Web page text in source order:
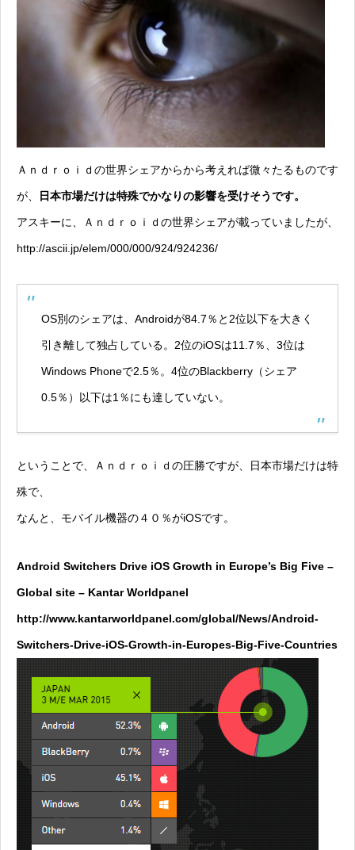
Ａｎｄｒｏｉｄの世界シェアからから考えれば微々たるものです
が、 日本市場だけは特殊でかなりの影響を受けそうです。
アスキーに、Ａｎｄｒｏｉｄの世界シェアが載っていましたが、
http://ascii.jp/elem/000/000/924/924236/
OS別のシェアは、Androidが84.7％と2位以下を大きく
引き離して独占している。2位のiOSは11.7％、3位は
Windows Phoneで2.5％。4位のBlackberry（シェア
0.5％）以下は1％にも達していない。
ということで、Ａｎｄｒｏｉｄの圧勝ですが、日本市場だけは特
殊で、
なんと、モバイル機器の４０％がiOSです。
Android Switchers Drive iOS Growth in Europe’s Big Five –
Global site – Kantar Worldpanel
http://www.kantarworldpanel.com/global/News/Android-
Switchers-Drive-iOS-Growth-in-Europes-Big-Five-Countries